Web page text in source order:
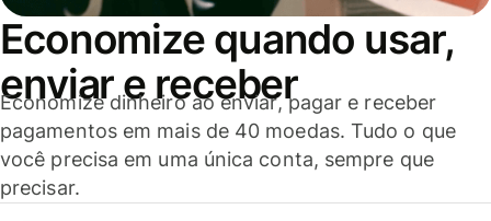
Economize quando usar,
enviar e receber
Economize dinheiro ao enviar, pagar e receber
pagamentos em mais de 40 moedas. Tudo o que
você precisa em uma única conta, sempre que
precisar.